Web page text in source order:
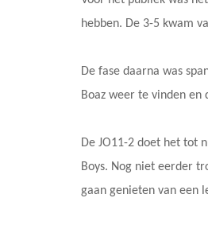
hebben. De 3-5 kwam
De fase daarna was
Boaz weer te vinden
De JO11-2 doet het tot
Boys. Nog niet eerder
gaan genieten van een